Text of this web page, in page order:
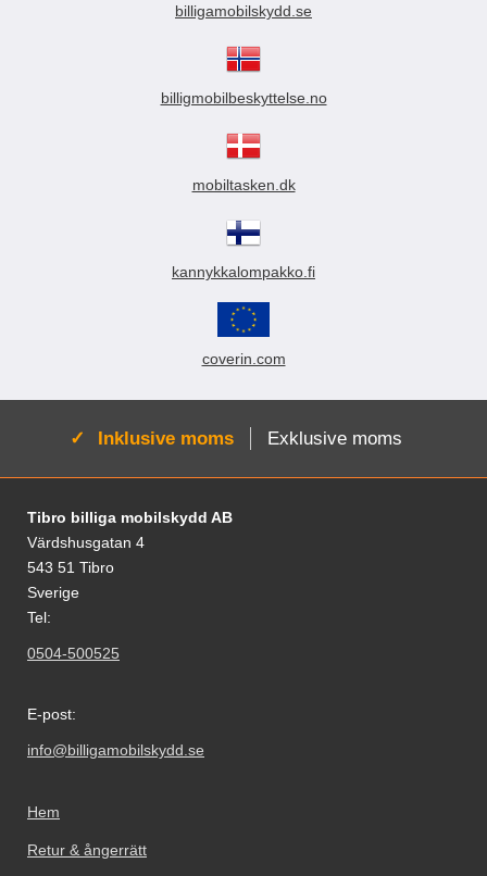
billigamobilskydd.se
billigmobilbeskyttelse.no
mobiltasken.dk
kannykkalompakko.fi
coverin.com
Aktiv:
Inklusive moms Exklusive moms
Sidfot Blandad info och länkar
Tibro billiga mobilskydd AB
Värdshusgatan 4
543 51 Tibro
Sverige
Tel:
0504-500525
E-post:
info@billigamobilskydd.se
Hem
Retur & ångerrätt